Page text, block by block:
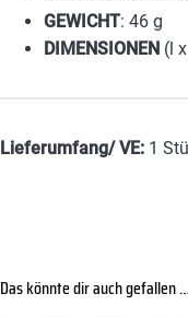
GEWICHT: 46 g
DIMENSIONEN (l
Lieferumfang/ VE: 1
Das könnte dir auch gefallen